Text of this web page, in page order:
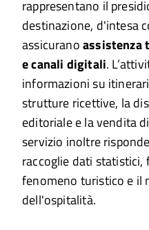
rappresentano il
destinazione, d'intesa
assicuranoassistenza
e canali digitali.
informazioni su
strutture ricettive, la
editoriale e la vendita
servizio inoltre
raccoglie dati
fenomeno turistico e il
dell'ospitalità.